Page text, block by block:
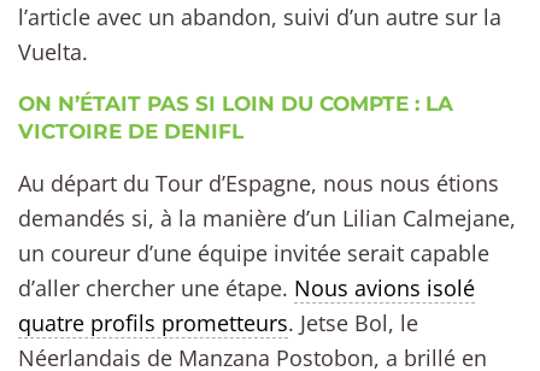
l’article avec un abandon, suivi d’un autre sur la
Vuelta.
ON N’ÉTAIT PAS SI LOIN DU COMPTE : LA
VICTOIRE DE DENIFL
Au départ du Tour d’Espagne, nous nous étions
demandés si, à la manière d’un Lilian Calmejane,
un coureur d’une équipe invitée serait capable
d’aller chercher une étape. Nous avions isolé
quatre profils prometteurs. Jetse Bol, le
Néerlandais de Manzana Postobon, a brillé en